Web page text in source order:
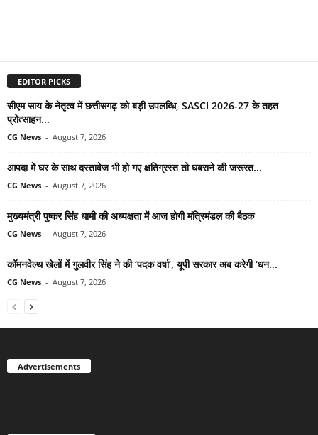
EDITOR PICKS
सीएम साय के नेतृत्व में छत्तीसगढ़ को बड़ी उपलब्धि, SASCI 2026-27 के तहत
प्रोत्साहन...
CG News - August 7, 2026
आपदा में घर के साथ दस्तावेज भी हो गए क्षतिग्रस्त तो घबराने की जरूरत...
CG News - August 7, 2026
मुख्यमंत्री पुष्कर सिंह धामी की अध्यक्षता में आज होगी मंत्रिमंडल की बैठक
CG News - August 7, 2026
कॉमनवेल्थ खेलों में गुलवीर सिंह ने की ‘पदक वर्षा’, यूपी सरकार अब करेगी ‘धन...
CG News - August 7, 2026
Advertisements